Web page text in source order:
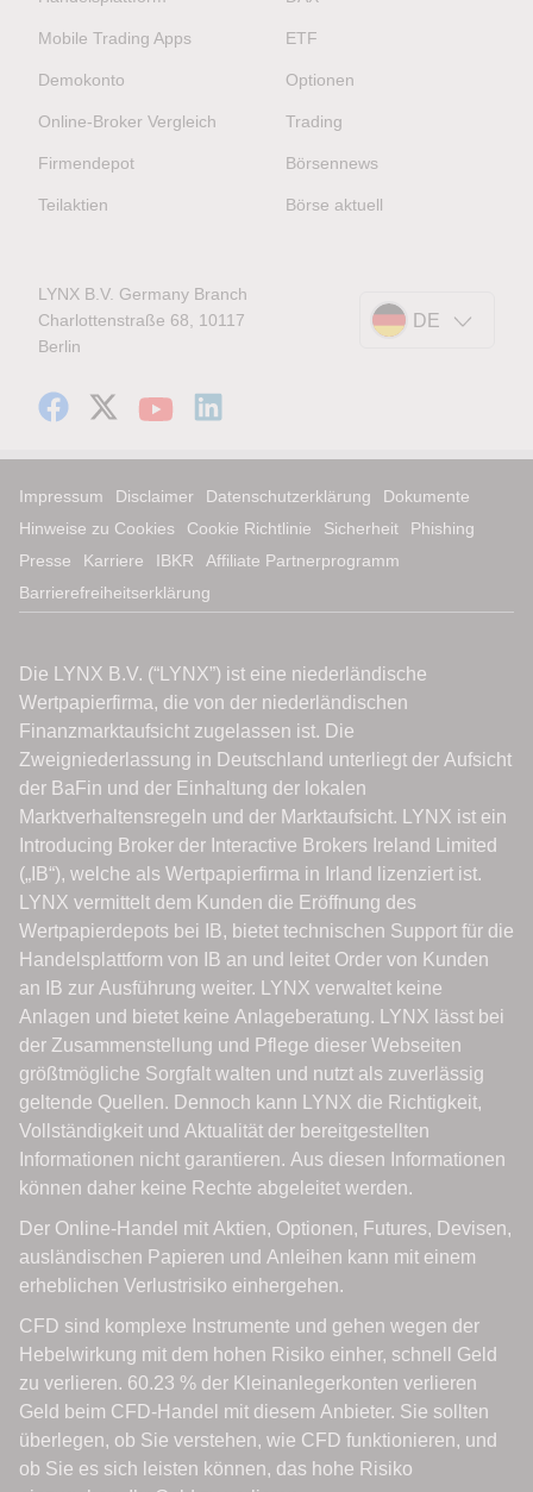
Mobile Trading Apps
Demokonto
Online-Broker Vergleich
Firmendepot
Teilaktien
ETF
Optionen
Trading
Börsennews
Börse aktuell
LYNX B.V. Germany Branch
Charlottenstraße 68, 10117
Berlin
DE
Impressum Disclaimer Datenschutzerklärung
Dokumente
Hinweise zu Cookies
Cookie Richtlinie Sicherheit
Phishing
Presse
Karriere IBKR
Affiliate Partnerprogramm
Barrierefreiheitserklärung